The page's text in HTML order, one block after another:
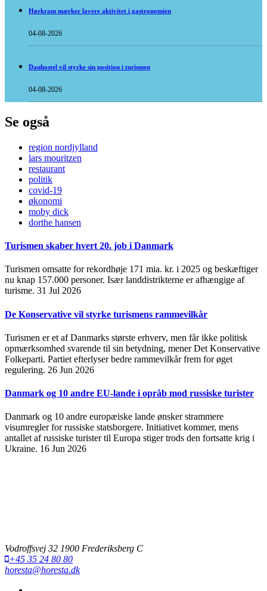
Hørkram mærker lavere aktivitet i gastronomien
04-08-2026
Danhostel vil styrke sin position i turismen
04-08-2026
Se også
region nordjylland
lars mouritzen
restaurant
politik
covid-19
økonomi
moby dick
dorthe hansen
Turismen skaber hvert 20. job i Danmark
Turismen omsatte for rekordhøje 171 mia. kr. i 2025 og beskæftiger
nu knap 157.000 personer. Især landdistrikterne er afhængige af
turisme. 31 Jul 2026
De Konservative vil styrke turismens rammevilkår
Turismen er et af Danmarks største erhverv, men får ikke politisk
opmærksomhed svarende til sin betydning, mener Det Konservative
Folkeparti. Partiet efterlyser bedre rammevilkår frem for øget
regulering. 26 Jun 2026
Danmark og 10 andre EU-lande i opråb mod russiske turister
Danmark og 10 andre europæiske lande ønsker strammere
visumregler for russiske statsborgere. Initiativet kommer, mens
antallet af russiske turister til Europa stiger trods den fortsatte krig i
Ukraine. 16 Jun 2026
Vodroffsvej 32 1900 Frederiksberg C
+45 35 24 80 80
horesta@horesta.dk